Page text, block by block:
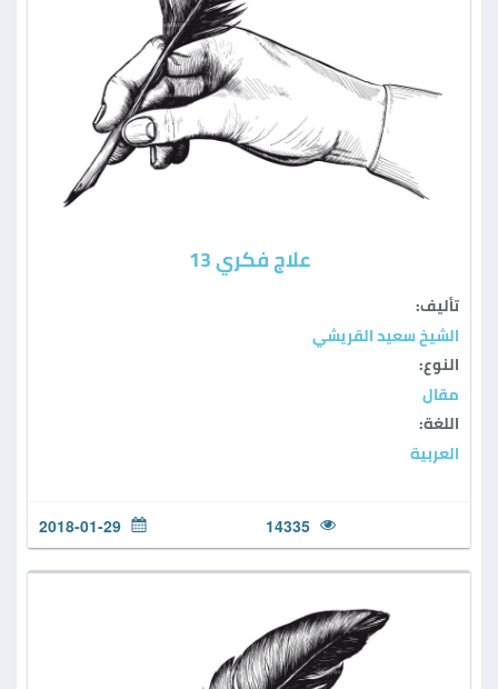
علاج فكري 13
تأليف:
الشيخ سعيد القريشي
النوع:
مقال
اللغة:
العربية
14335
2018-01-29